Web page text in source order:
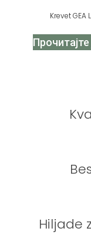
Krevet GEA L
Hiljade